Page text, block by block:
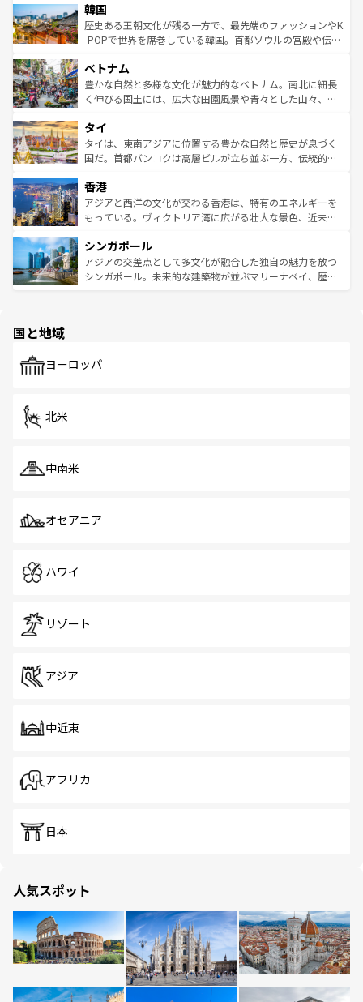
ワイを、存分に味わってほしい。 なお、新着のハワイ情報
はコンテンツ一覧を参照してほしい。
いる。アクティビティも充実しており、サーフィンやダイ
ビング、ハイキングなど、アウトドア好きにはたまらな
い。オーストラリアの多彩な魅力を存分に味わいつくそ
参照してほしい。
ン）、静ひつな山岳地帯である台湾東部など、都市の喧騒
と山間の静けさが共存しており、訪れる人に新しい発見と
驚きをもたらしてくれる。また、奥深い台湾の食文化も魅
容にもいいと評判のスイーツなど、バラエティ豊かな料理
が味わえる。 なお、新着の台湾情報は コンテンツ一覧を参
照してほしい。
韓国
歴史ある王朝文化が残る一方で、最先端のファッションやK
-POPで世界を席巻している韓国。首都ソウルの宮殿や伝統
き、地方に足を延ばせば四季折々の自然美を楽しむことが
できる。そして、キムチや焼肉、絶品のストリートフード
まで、さまざまな韓国料理が待っている。夜には、韓国な
リティに包まれながら、韓国の多彩な魅力を心ゆくまで味
わってみてほしい。 なお、新着の韓国情報はコンテンツ一
覧を参照してほしい。
ベトナム
豊かな自然と多様な文化が魅力的なベトナム。南北に細長
く伸びる国土には、広大な田園風景や青々とした山々、世
急速な発展と共に伝統が息づく。ハノイの古い町並みやホ
ーチミン市のフランス統治時代の建物も、独特の雰囲気を
醸し出している。また、バラエティの豊かさとおいしさで
とつ。フォーやバインミー、ベトナムコーヒーなどは、ぜ
ひ現地で味わいたい。どの地域を訪れてもあたたかい人々
が旅行者を迎えてくれるので、きっと忘れられない旅にな
参照してほしい。
タイ
タイは、東南アジアに位置する豊かな自然と歴史が息づく
国だ。首都バンコクは高層ビルが立ち並ぶ一方、伝統的な
の活気が交差している。北部ではチェンマイなどの山岳地
帯で自然と触れ合い、南部ではプーケットやクラビの美し
いビーチでリゾート気分を楽しむことができる。タイ料理
激する。気候は一年中温暖で、どの季節にも異なる楽しみ
が待っている。親しみやすいタイの人々、仏教を中心とし
た文化、そして多様な観光資源が、訪れる旅人を魅了し続
香港
アジアと西洋の文化が交わる香港は、特有のエネルギーを
もっている。ヴィクトリア湾に広がる壮大な景色、近未来
み、どこを訪れても感動するはず。観光スポットが密集し
ており、効率よく見どころを回れるのも魅力。息をのむよ
うな絶景から文化的な体験まで、香港を存分に楽しみ尽く
シンガポール
アジアの交差点として多文化が融合した独自の魅力を放つ
シンガポール。未来的な建築物が並ぶマリーナベイ、歴史
で、ホーカーズは地元の風情を楽しめる外せないスポット
国と地域
ヨーロッパ
北米
中南米
オセアニア
ハワイ
リゾート
アジア
中近東
アフリカ
日本
人気スポット